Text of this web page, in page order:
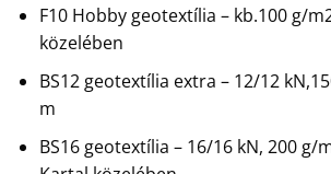
F10 Hobby geotextília – kb.100 g/
közelében
BS12 geotextília extra – 12/12
m
BS16 geotextília – 16/16 kN, 200 g/